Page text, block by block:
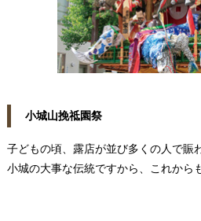
小城山挽祗園祭
子どもの頃、露店が並び多くの人で賑
小城の大事な伝統ですから、これから